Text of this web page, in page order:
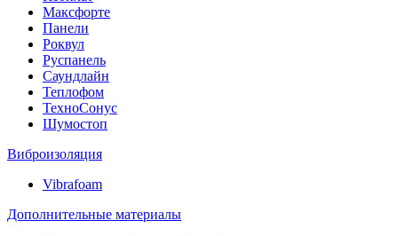
Максфорте
Панели
Роквул
Руспанель
Саундлайн
Теплофом
ТехноСонус
Шумостоп
Виброизоляция
Vibrafoam
Дополнительные материалы